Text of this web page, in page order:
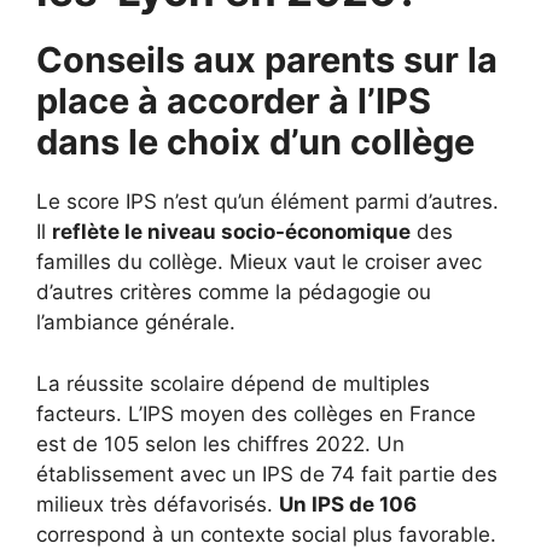
Conseils aux parents sur la
place à accorder à l’IPS
dans le choix d’un collège
Le score IPS n’est qu’un élément parmi d’autres.
Il reflète le niveau socio-économique des
familles du collège. Mieux vaut le croiser avec
d’autres critères comme la pédagogie ou
l’ambiance générale.
La réussite scolaire dépend de multiples
facteurs. L’IPS moyen des collèges en France
est de 105 selon les chiffres 2022. Un
établissement avec un IPS de 74 fait partie des
milieux très défavorisés. Un IPS de 106
correspond à un contexte social plus favorable.